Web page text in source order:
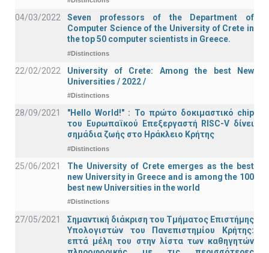
04/03/2022
Seven professors of the Department of
Computer Science of the University of Crete in
the top 50 computer scientists in Greece.
#Distinctions
22/02/2022
University of Crete: Among the best New
Universities / 2022 /
#Distinctions
28/09/2021
"Hello World!" : Το πρώτο δοκιμαστικό chip
του Ευρωπαϊκού Επεξεργαστή RISC-V δίνει
σημάδια ζωής στο Ηράκλειο Κρήτης
#Distinctions
25/06/2021
The University of Crete emerges as the best
new University in Greece and is among the 100
best new Universities in the world
#Distinctions
27/05/2021
Σημαντική διάκριση του Τμήματος Επιστήμης
Υπολογιστών του Πανεπιστημίου Κρήτης:
επτά μέλη του στην λίστα των καθηγητών